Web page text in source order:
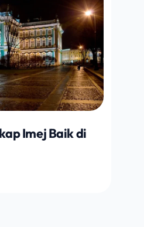
Imej Baik di